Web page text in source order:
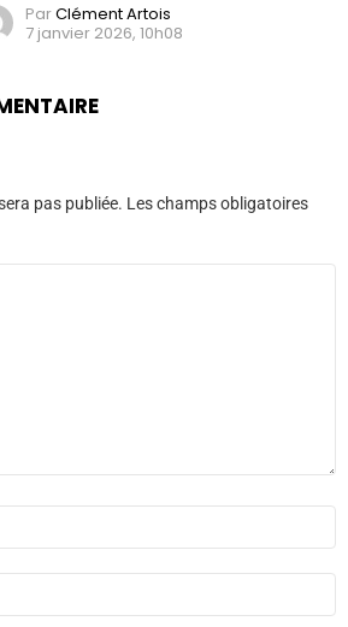
ParClément Artois
7 janvier 2026, 10h08
pas publiée. Les champs obligatoires